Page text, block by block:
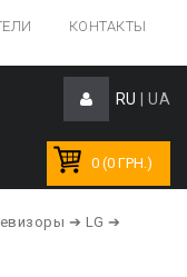
КОНТАКТЫ
RU UA
0 (0 ГРН.)
➔ LG ➔